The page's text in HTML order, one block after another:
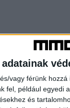
adatainak
vagy férünk
fel, például egyedi
és